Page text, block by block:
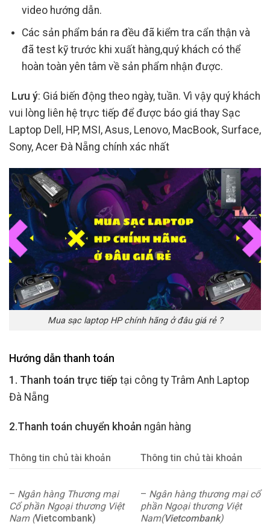
video hướng dẫn.
Các sản phẩm bán ra đều đã kiểm tra cẩn thận và
đã test kỹ trước khi xuất hàng,quý khách có thể
hoàn toàn yên tâm về sản phẩm nhận được.
Lưu ý: Giá biến động theo ngày, tuần. Vì vậy quý khách
vui lòng liên hệ trực tiếp để được báo giá thay Sạc
Laptop Dell, HP, MSI, Asus, Lenovo, MacBook, Surface,
Sony, Acer Đà Nẵng chính xác nhất
Mua sạc laptop HP chính hãng ở đâu giá rẻ ?
Hướng dẫn thanh toán
1. Thanh toán trực tiếp tại công ty Trâm Anh Laptop
Đà Nẵng
2.Thanh toán chuyển khoản ngân hàng
Thông tin chủ tài khoản Thông tin chủ tài khoản
– Ngân hàng Thương mại
Cổ phần Ngoại thương Việt
Nam (Vietcombank)
– Ngân hàng thương mại cổ
phần Ngoại thương Việt
Nam(Vietcombank)